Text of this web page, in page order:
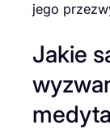
jego
Jakie